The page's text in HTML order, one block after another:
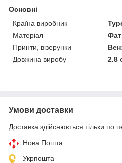
Основні
Країна виробник
Матеріал
Принти, візерунки
Довжина виробу
2.8
Умови доставки
Доставка здійснюється тільки по
Нова Пошта
Укрпошта